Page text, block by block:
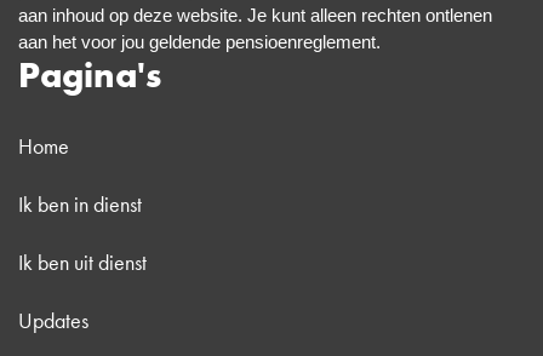
aan inhoud op deze website. Je kunt alleen rechten ontlenen
aan het voor jou geldende pensioenreglement.
Pagina's
Home
Ik ben in dienst
Ik ben uit dienst
Updates